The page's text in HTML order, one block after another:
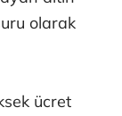
olarak
ücret